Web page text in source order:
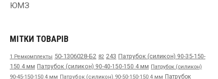
ЮМЗ
МІТКИ ТОВАРІВ
1 Ремкомплекты 50-1306028-Б2 82 243 Патрубок (силикон) 90-35-150-
150 4 мм Патрубок (силикон) 90-40-150-150 4 мм Патрубок (силикон)
90-45-150-150 4 мм Патрубок (силикон) 90-50-150-150 4 мм Патрубок